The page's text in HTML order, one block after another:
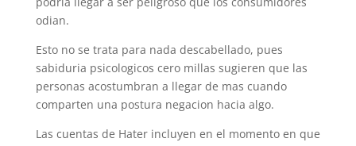
odian.
Esto no se trata para nada descabellado, pues
sabiduria psicologicos cero millas sugieren que las
personas acostumbran a llegar de mas cuando
comparten una postura negacion hacia algo.
Las cuentas de Hater incluyen en el momento en que